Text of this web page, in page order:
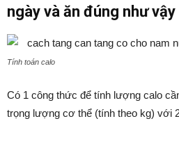
ngày và ăn đúng như vậy
Tính toán calo
Có 1 công thức để tính lượng calo
trọng lượng cơ thể (tính theo kg) với